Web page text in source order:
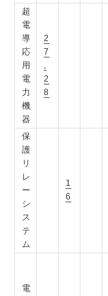
超
電
導
応
用
電
力
機
器
2
7
,
2
8
保
護
リ
レ
ー
シ
ス
テ
ム
1
6
電